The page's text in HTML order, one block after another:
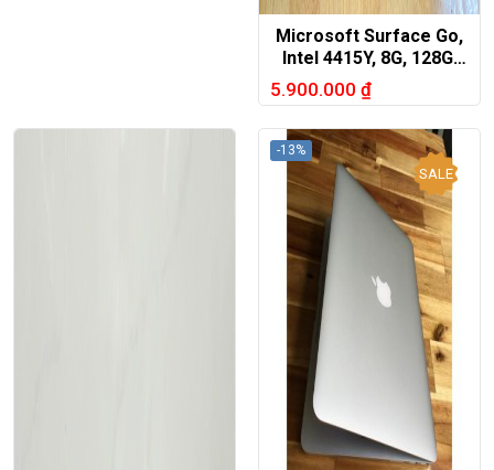
Microsoft Surface Go,
Intel 4415Y, 8G, 128G,
zin 100%
5.900.000 ₫
SALE
-13%